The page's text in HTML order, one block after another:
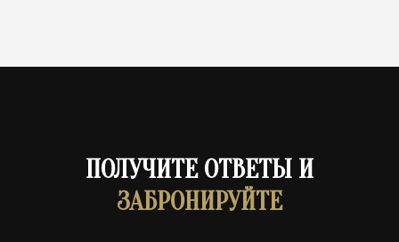
ПОЛУЧИТЕ ОТВЕТЫ И
ЗАБРОНИРУЙТЕ